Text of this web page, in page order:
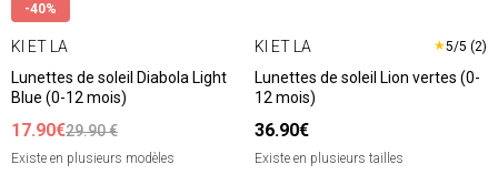
-40%
KI ET LA
Lunettes de soleil Diabola Light
Blue (0-12 mois)
17.90€29.90 €
Existe en plusieurs modèles
KI ET LA ★5/5 (2)
Lunettes de soleil Lion vertes (0-
12 mois)
36.90€
Existe en plusieurs tailles